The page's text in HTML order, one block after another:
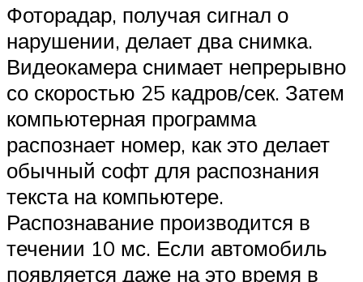
Фоторадар, получая сигнал о
нарушении, делает два снимка.
Видеокамера снимает непрерывно
со скоростью 25 кадров/сек. Затем
компьютерная программа
распознает номер, как это делает
обычный софт для распознания
текста на компьютере.
Распознавание производится в
течении 10 мс. Если автомобиль
появляется даже на это время в